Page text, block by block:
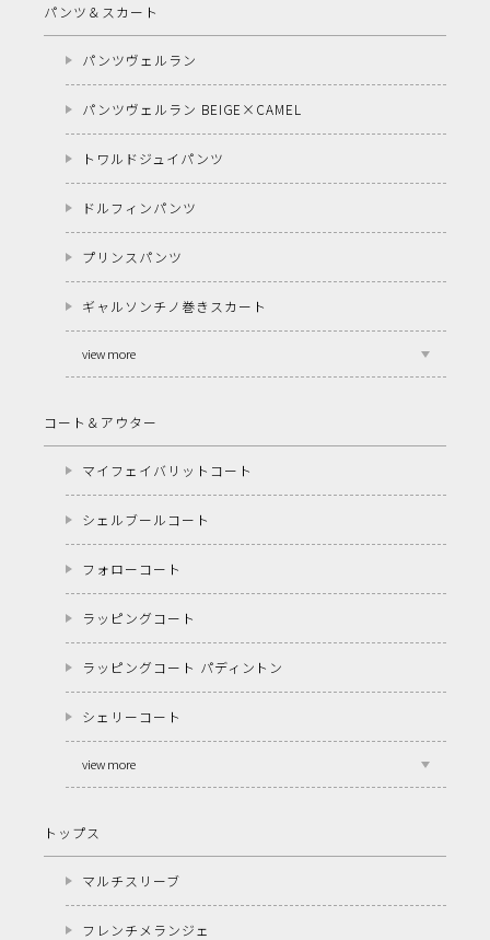
パンツ＆スカート
パンツヴェルラン
パンツヴェルラン BEIGE×CAMEL
トワルドジュイパンツ
ドルフィンパンツ
プリンスパンツ
ギャルソンチノ巻きスカート
view more
コート＆アウター
マイフェイバリットコート
シェルブールコート
フォローコート
ラッピングコート
ラッピングコート パディントン
シェリーコート
view more
トップス
マルチスリーブ
フレンチメランジェ